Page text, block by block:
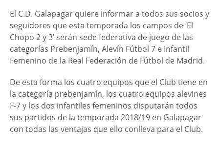
El C.D. Galapagar quiere informar a todos sus socios y
seguidores que esta temporada los campos de ‘El
Chopo 2 y 3’ serán sede federativa de juego de las
categorías Prebenjamín, Alevín Fútbol 7 e Infantil
Femenino de la Real Federación de Fútbol de Madrid.
De esta forma los cuatro equipos que el Club tiene en
la categoría prebenjamín, los cuatro equipos alevines
F-7 y los dos infantiles femeninos disputarán todos
sus partidos de la temporada 2018/19 en Galapagar
con todas las ventajas que ello conlleva para el Club.